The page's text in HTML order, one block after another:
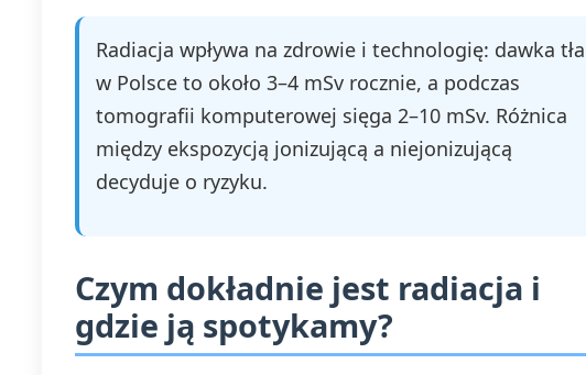
Radiacja wpływa na zdrowie i technologię: dawka tła
w Polsce to około 3–4 mSv rocznie, a podczas
tomografii komputerowej sięga 2–10 mSv. Różnica
między ekspozycją jonizującą a niejonizującą
decyduje o ryzyku.
Czym dokładnie jest radiacja i
gdzie ją spotykamy?